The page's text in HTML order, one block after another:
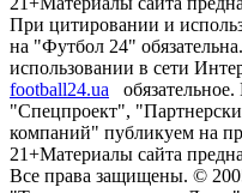
При цитировании и
на "Футбол 24"
использовании в сети
football24.ua
"Спецпроект",
компаний" публикуем на
21+Материалы сайта
Все права защищены. ©